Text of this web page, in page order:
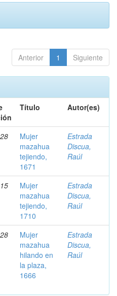
Anterior 1 Siguiente
Título Autor(es)
Mujer
mazahua
tejiendo,
1671
Estrada
Discua,
Raúl
Mujer
mazahua
tejiendo,
1710
Estrada
Discua,
Raúl
Mujer
mazahua
hilando en
la plaza,
1666
Estrada
Discua,
Raúl